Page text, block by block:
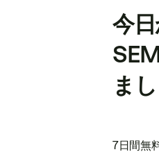
今
ま
7日間無